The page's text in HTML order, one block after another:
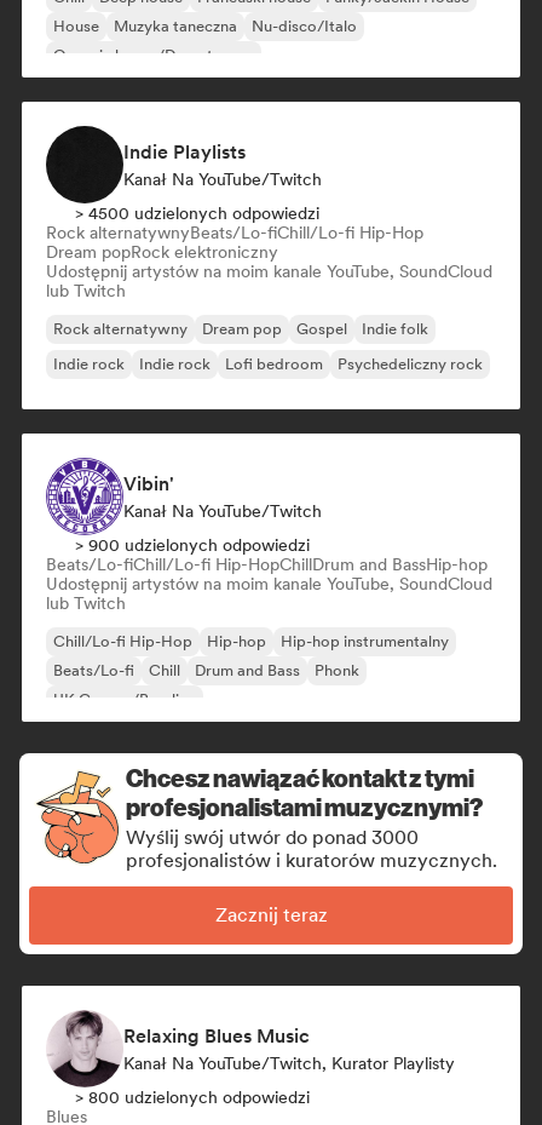
House
Muzyka taneczna
Nu-disco/Italo
Organic house/Downtempo
Indie Playlists
Kanał Na YouTube/Twitch
> 4500 udzielonych odpowiedzi
Rock alternatywnyBeats/Lo-fiChill/Lo-fi Hip-Hop
Dream popRock elektroniczny
Udostępnij artystów na moim kanale YouTube, SoundCloud
lub Twitch
Rock alternatywny Dream pop Gospel
Indie folk
Indie rock
Indie rock Lofi bedroom Psychedeliczny rock
Vibin'
Kanał Na YouTube/Twitch
> 900 udzielonych odpowiedzi
Beats/Lo-fiChill/Lo-fi Hip-HopChillDrum and BassHip-hop
Udostępnij artystów na moim kanale YouTube, SoundCloud
lub Twitch
Chill/Lo-fi Hip-Hop Hip-hop
Hip-hop instrumentalny
Beats/Lo-fi
Chill Drum and Bass
Phonk
UK Garage/Bassline
Chcesz nawiązać kontakt z tymi
profesjonalistami muzycznymi?
Wyślij swój utwór do ponad 3000
profesjonalistów i kuratorów muzycznych.
Zacznij teraz
Relaxing Blues Music
Kanał Na YouTube/Twitch, Kurator Playlisty
> 800 udzielonych odpowiedzi
Blues